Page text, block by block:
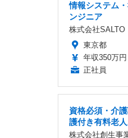
情報システム
ンジニア
株式会社SALTO
東京都
年収350万
正社員
資格必須・介
護付き有料老
株式会社創生事